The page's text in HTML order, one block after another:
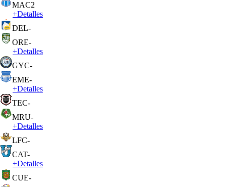
MAC2
+Detalles
DEL-
ORE-
+Detalles
GYC-
EME-
+Detalles
TEC-
MRU-
+Detalles
LFC-
CAT-
+Detalles
CUE-